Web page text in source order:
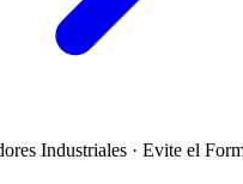
Industriales · Evite el